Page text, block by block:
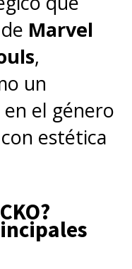
Marvel
,
un
el género
estética